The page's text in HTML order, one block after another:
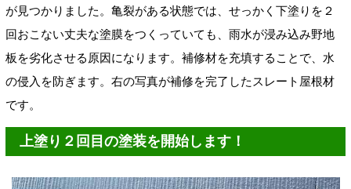
が見つかりました。亀裂がある状態では、せっかく下塗りを２
回おこない丈夫な塗膜をつくっていても、雨水が浸み込み野地
板を劣化させる原因になります。補修材を充填することで、水
の侵入を防ぎます。右の写真が補修を完了したスレート屋根材
です。
上塗り２回目の塗装を開始します！